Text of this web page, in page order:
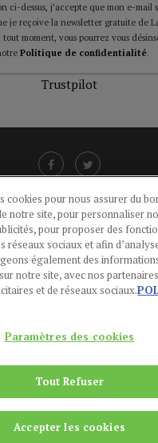
ci-dessus, j’accepte que mon e-mail
je reçoive la newsletter gratuite de
moment, vous pourrez vous
Politique de confidentialité.
Trustpilot
LIENS UTILES
CONFIDENTIALITÉ-POLITIQUE
MENTIONS LÉGALES -AIDE
CONTACT
Lundi au Vendredi, 9h-13h et 14h-17h
© 2024Publications Agora
REMONTER
cookies pour nous assurer du
notre site, pour personnaliser
pour proposer des
réseaux sociaux et afin
également des
notre site, avec nos partenaires
et de réseaux sociaux.
Paramètres des cookies
Tout Refuser
Accepter les cookies